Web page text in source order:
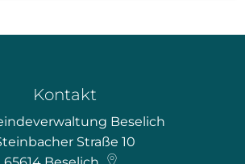
Kontakt
Beselich
Straße 10